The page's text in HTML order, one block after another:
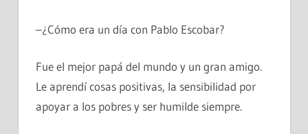
–¿Cómo era un día con Pablo Escobar?
Fue el mejor papá del mundo y un gran amigo.
Le aprendí cosas positivas, la sensibilidad por
apoyar a los pobres y ser humilde siempre.